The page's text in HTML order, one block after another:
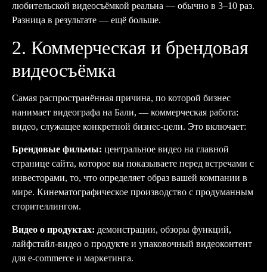
любительской видеосъёмкой реальна — обычно в 3–10 раз.
Разница в результате — ещё больше.
2. Коммерческая и брендовая
видеосъёмка
Самая распространённая причина, по которой бизнес
нанимает видеографа на Бали, — коммерческая работа:
видео, служащее конкретной бизнес-цели. Это включает:
Брендовые фильмы: центральное видео на главной
странице сайта, которое вы показываете перед встречами с
инвесторами, то, что определяет образ вашей компании в
мире. Кинематографическое производство с продуманным
сторителлингом.
Видео о продуктах: демонстрации, обзоры функций,
лайфстайл-видео о продукте и упаковочный видеоконтент
для e-commerce и маркетинга.